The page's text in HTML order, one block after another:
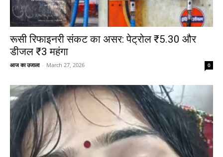
रूसी रिफाइनरी संकट का असर: पेट्रोल ₹5.30 और
डीजल ₹3 महंगा
आज का उजाला - March 27, 2026 0